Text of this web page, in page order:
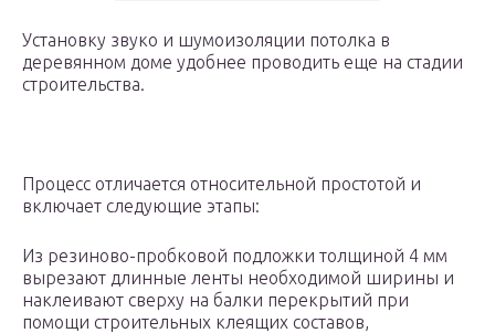
Установку звуко и шумоизоляции потолка в
деревянном доме удобнее проводить еще на стадии
строительства.
Процесс отличается относительной простотой и
включает следующие этапы:
Из резиново-пробковой подложки толщиной 4 мм
вырезают длинные ленты необходимой ширины и
наклеивают сверху на балки перекрытий при
помощи строительных клеящих составов,